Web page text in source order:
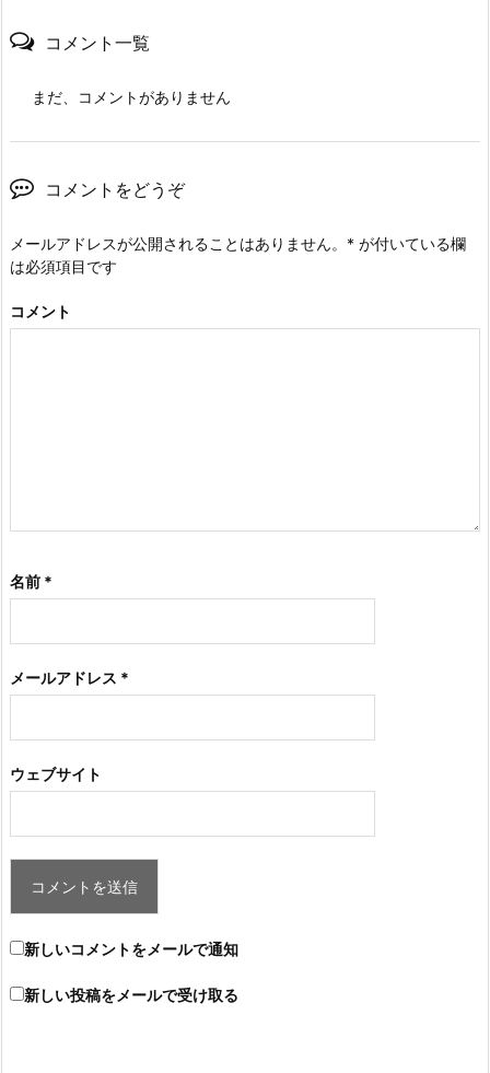
コメント一覧
まだ、コメントがありません
コメントをどうぞ
メールアドレスが公開されることはありません。 * が付いている欄
は必須項目です
コメント
名前 *
メールアドレス *
ウェブサイト
新しいコメントをメールで通知
新しい投稿をメールで受け取る